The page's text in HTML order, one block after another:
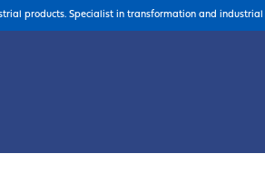
products. Specialist in transformation and industrial